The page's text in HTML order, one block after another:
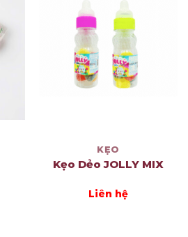
KẸO
Kẹo Dẻo JOLLY MIX
Liên hệ